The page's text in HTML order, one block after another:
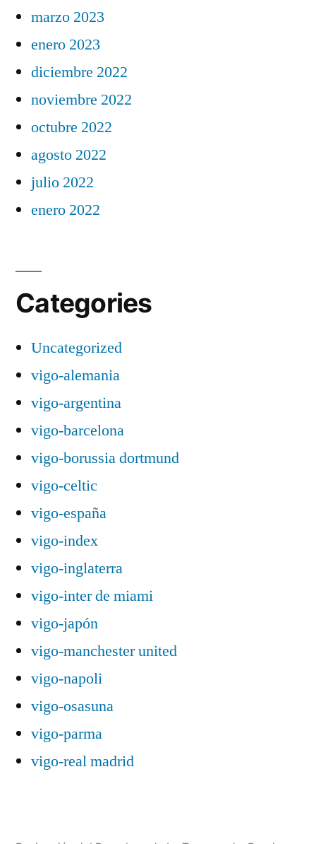
marzo 2023
enero 2023
diciembre 2022
noviembre 2022
octubre 2022
agosto 2022
julio 2022
enero 2022
Categories
Uncategorized
vigo-alemania
vigo-argentina
vigo-barcelona
vigo-borussia dortmund
vigo-celtic
vigo-españa
vigo-index
vigo-inglaterra
vigo-inter de miami
vigo-japón
vigo-manchester united
vigo-napoli
vigo-osasuna
vigo-parma
vigo-real madrid